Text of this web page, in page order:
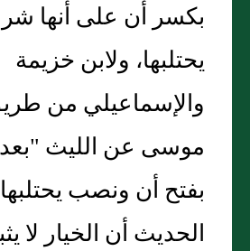
بكسر أن على أنها
يحتلبها، ولابن خزيمة
والإسماعيلي من
موسى عن الليث "بعد
بفتح أن ونصب
الحديث أن الخيار لا